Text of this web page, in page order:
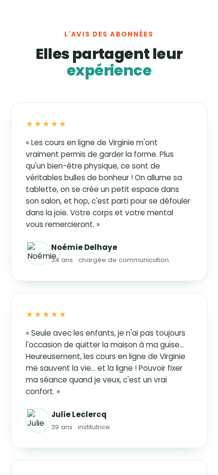
L'AVIS DES ABONNÉES
Elles partagent leur
expérience
★★★★★
« Les cours en ligne de Virginie m'ont
vraiment permis de garder la forme. Plus
qu'un bien-être physique, ce sont de
véritables bulles de bonheur ! On allume sa
tablette, on se crée un petit espace dans
son salon, et hop, c'est parti pour se défouler
dans la joie. Votre corps et votre mental
vous remercieront. »
Noémie Delhaye
34 ans · chargée de communication
★★★★★
« Seule avec les enfants, je n'ai pas toujours
l'occasion de quitter la maison à ma guise…
Heureusement, les cours en ligne de Virginie
me sauvent la vie… et la ligne ! Pouvoir fixer
ma séance quand je veux, c'est un vrai
confort. »
Julie Leclercq
39 ans · institutrice